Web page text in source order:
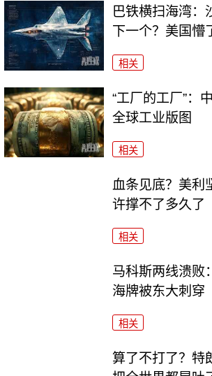
巴铁横扫海湾：
下一个？美国懵
相关
“工厂的工厂”：
全球工业版图
相关
血条见底？美利
许撑不了多久了
相关
马科斯两线溃败
海牌被东大刺穿
相关
算了不打了？特